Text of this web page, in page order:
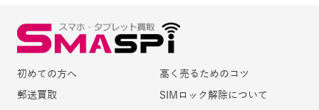
初めての方へ
郵送買取
高く売るためのコツ
SIMロック解除について